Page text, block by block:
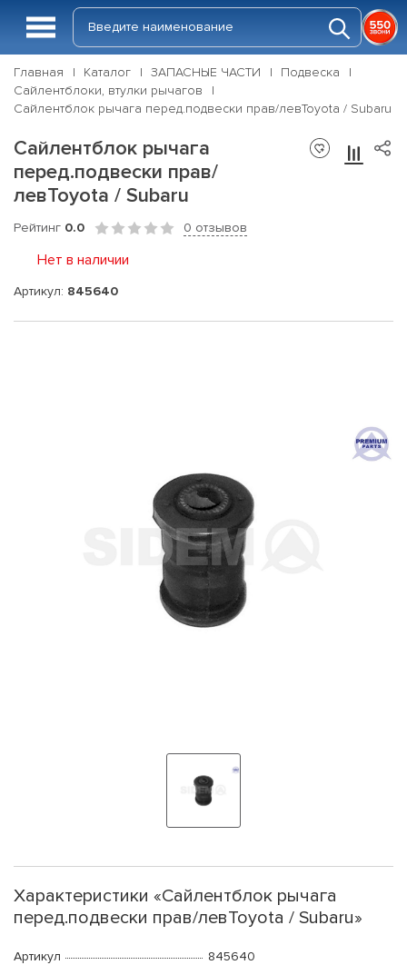
Главная Каталог ЗАПАСНЫЕ ЧАСТИ
Подвеска
Сайлентблоки, втулки рычагов
Сайлентблок рычага перед.подвески прав/левToyota / Subaru
Сайлентблок рычага
перед.подвески прав/
левToyota / Subaru
Рейтинг 0.0 0 отзывов
Нет в наличии
Артикул: 845640
Характеристики «Сайлентблок рычага
перед.подвески прав/левToyota / Subaru»
Артикул
845640